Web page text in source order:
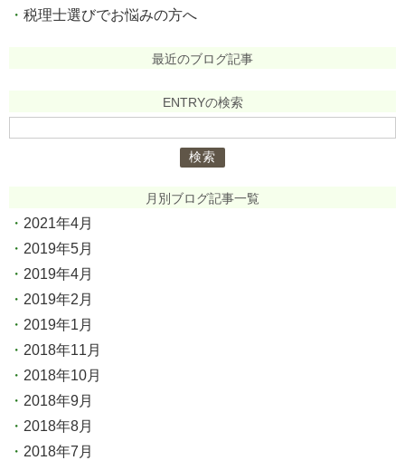
税理士選びでお悩みの方へ
最近のブログ記事
ENTRYの検索
月別ブログ記事一覧
2021年4月
2019年5月
2019年4月
2019年2月
2019年1月
2018年11月
2018年10月
2018年9月
2018年8月
2018年7月